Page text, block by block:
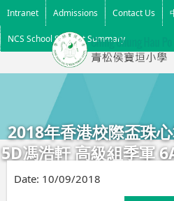
Intranet Admissions Contact Us
NCS School Support Summary
2018年香港校際盃珠
5D馮浩軒 高級組季軍
異獎 3A王佩迎
Date: 10/09/2018